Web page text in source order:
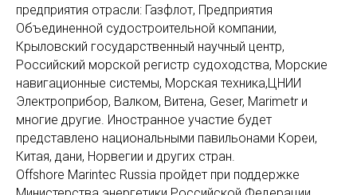
предприятия отрасли: Газфлот, Предприятия
Объединенной судостроительной компании,
Крыловский государственный научный центр,
Российский морской регистр судоходства, Морские
навигационные системы, Морская техника,ЦНИИ
Электроприбор, Валком, Витена, Geser, Marimetr и
многие другие. Иностранное участие будет
представлено национальными павильонами Кореи,
Китая, дани, Норвегии и других стран.
Offshore Marintec Russia пройдет при поддержке